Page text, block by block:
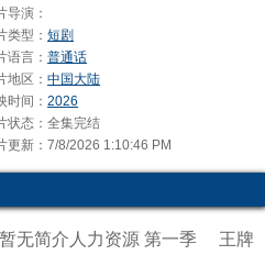
导演：
类型：短剧
语言：普通话
地区：中国大陆
时间：2026
状态：全集完结
更新：7/8/2026 1:10:46 PM
无简介 人力资源 第一季
王牌